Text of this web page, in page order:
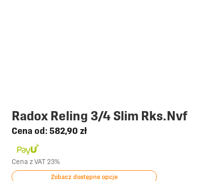
Radox Reling 3/4 Slim Rks.Nvf
Cena od: 582,90 zł
Cena z VAT 23%
Zobacz dostępne opcje